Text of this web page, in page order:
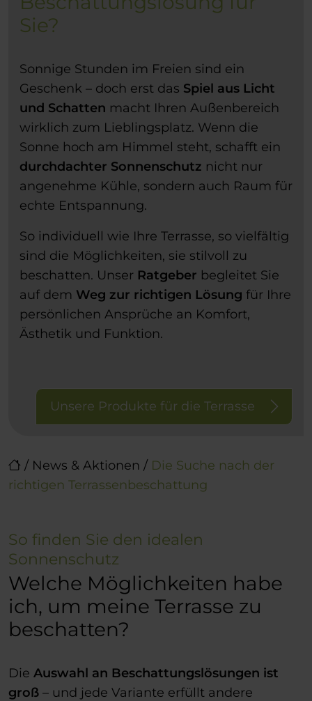
/ News & Aktionen / Die Suche nach der
richtigen Terrassenbeschattung
Sie?
Sonnige Stunden im Freien sind ein
Geschenk – doch erst das Spiel aus Licht
und Schatten macht Ihren Außenbereich
wirklich zum Lieblingsplatz. Wenn die
Sonne hoch am Himmel steht, schafft ein
durchdachter Sonnenschutz nicht nur
angenehme Kühle, sondern auch Raum für
echte Entspannung.
So individuell wie Ihre Terrasse, so vielfältig
sind die Möglichkeiten, sie stilvoll zu
beschatten. Unser Ratgeber begleitet Sie
auf dem Weg zur richtigen Lösung für Ihre
persönlichen Ansprüche an Komfort,
Ästhetik und Funktion.
Unsere Produkte für die Terrasse
So finden Sie den idealen
Sonnenschutz
Welche Möglichkeiten habe
ich, um meine Terrasse zu
beschatten?
Die Auswahl an Beschattungslösungen ist
groß – und jede Variante erfüllt andere